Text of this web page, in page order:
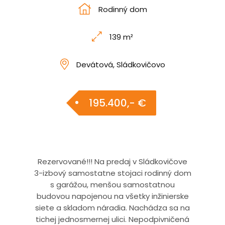
Rodinný dom
139 m²
Devátová, Sládkovičovo
195.400,- €
Rezervované!!! Na predaj v Sládkovičove
3-izbový samostatne stojaci rodinný dom
s garážou, menšou samostatnou
budovou napojenou na všetky inžinierske
siete a skladom náradia. Nachádza sa na
tichej jednosmernej ulici. Nepodpivničená